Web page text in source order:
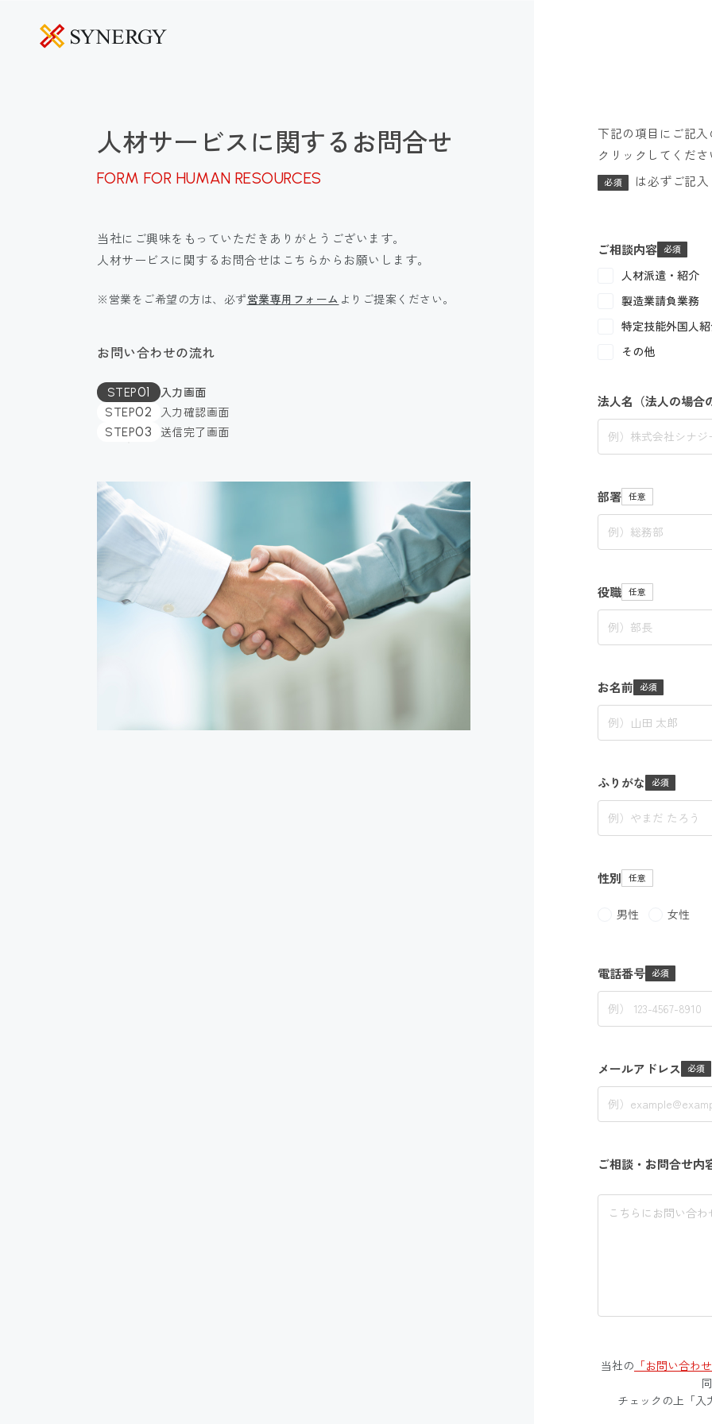
人材サービスに関するお問合せ
FORM FOR HUMAN RESOURCES
当社にご興味をもっていただきありがとうございます。
人材サービスに関するお問合せはこちらからお願いします。
※営業をご希望の方は、必ず営業専用フォーム よりご提案ください。
お問い合わせの流れ
STEP01 入力画面
STEP02 入力確認画面
STEP03 送信完了画面
下記の項目にご記
クリックしてくださ
必須 は必ずご記
ご相談内容
人材派遣・紹介
製造業請負業務
特定技能外国人
その他
法人名（法人の場合
部署
役職
お名前
ふりがな
性別
男性 女性
電話番号
メールアドレス
ご相談・お問合せ内
当社の 「お問い合わ
チェックの上「入